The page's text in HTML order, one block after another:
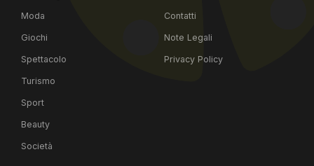
Moda
Giochi
Spettacolo
Turismo
Sport
Beauty
Società
Contatti
Note Legali
Privacy Policy